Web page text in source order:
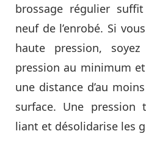
brossage régulier
neuf de l’enrobé. Si
haute pression,
pression au minimum
une distance d’au
surface. Une
liant et désolidarise les